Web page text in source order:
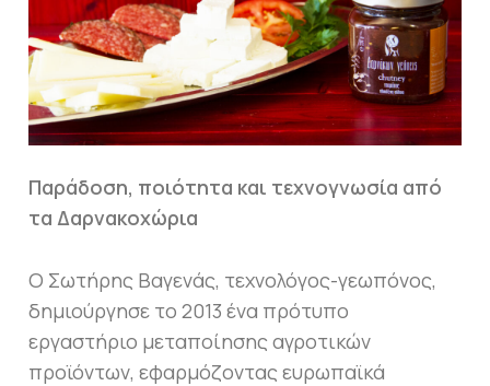
Παράδοση, ποιότητα και τεχνογνωσία από
τα Δαρνακοχώρια
Ο Σωτήρης Βαγενάς, τεχνολόγος-γεωπόνος,
δημιούργησε το 2013 ένα πρότυπο
εργαστήριο μεταποίησης αγροτικών
προϊόντων, εφαρμόζοντας ευρωπαϊκά